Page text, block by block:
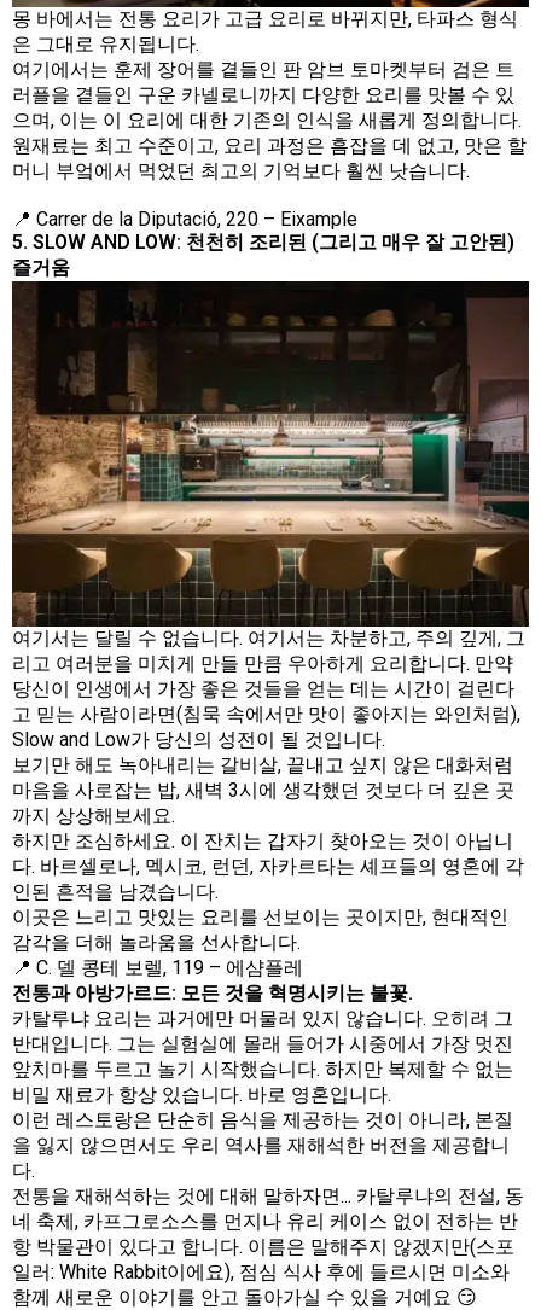
몽 바에서는 전통 요리가 고급 요리로 바뀌지만, 타파스 형식
은 그대로 유지됩니다.
여기에서는 훈제 장어를 곁들인 판 암브 토마켓부터 검은 트
러플을 곁들인 구운 카넬로니까지 다양한 요리를 맛볼 수 있
으며, 이는 이 요리에 대한 기존의 인식을 새롭게 정의합니다.
원재료는 최고 수준이고, 요리 과정은 흠잡을 데 없고, 맛은 할
머니 부엌에서 먹었던 최고의 기억보다 훨씬 낫습니다.
📍 Carrer de la Diputació, 220 – Eixample
5. SLOW AND LOW: 천천히 조리된 (그리고 매우 잘 고안된)
즐거움
여기서는 달릴 수 없습니다. 여기서는 차분하고, 주의 깊게, 그
리고 여러분을 미치게 만들 만큼 우아하게 요리합니다. 만약
당신이 인생에서 가장 좋은 것들을 얻는 데는 시간이 걸린다
고 믿는 사람이라면(침묵 속에서만 맛이 좋아지는 와인처럼),
Slow and Low가 당신의 성전이 될 것입니다.
보기만 해도 녹아내리는 갈비살, 끝내고 싶지 않은 대화처럼
마음을 사로잡는 밥, 새벽 3시에 생각했던 것보다 더 깊은 곳
까지 상상해보세요.
하지만 조심하세요. 이 잔치는 갑자기 찾아오는 것이 아닙니
다. 바르셀로나, 멕시코, 런던, 자카르타는 셰프들의 영혼에 각
인된 흔적을 남겼습니다.
이곳은 느리고 맛있는 요리를 선보이는 곳이지만, 현대적인
감각을 더해 놀라움을 선사합니다.
📍 C. 델 콩테 보렐, 119 – 에샴플레
전통과 아방가르드: 모든 것을 혁명시키는 불꽃.
카탈루냐 요리는 과거에만 머물러 있지 않습니다. 오히려 그
반대입니다. 그는 실험실에 몰래 들어가 시중에서 가장 멋진
앞치마를 두르고 놀기 시작했습니다. 하지만 복제할 수 없는
비밀 재료가 항상 있습니다. 바로 영혼입니다.
이런 레스토랑은 단순히 음식을 제공하는 것이 아니라, 본질
을 잃지 않으면서도 우리 역사를 재해석한 버전을 제공합니
다.
전통을 재해석하는 것에 대해 말하자면... 카탈루냐의 전설, 동
네 축제, 카프그로소스를 먼지나 유리 케이스 없이 전하는 반
항 박물관이 있다고 합니다. 이름은 말해주지 않겠지만(스포
일러: White Rabbit이에요), 점심 식사 후에 들르시면 미소와
함께 새로운 이야기를 안고 돌아가실 수 있을 거예요 😏